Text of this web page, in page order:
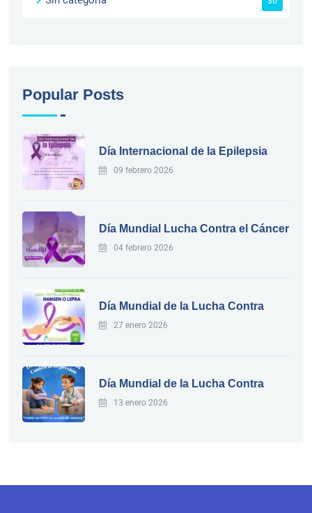
Popular Posts
Día Internacional de la Epilepsia
09 febrero 2026
Día Mundial Lucha Contra el Cáncer
04 febrero 2026
Día Mundial de la Lucha Contra
27 enero 2026
Día Mundial de la Lucha Contra
13 enero 2026